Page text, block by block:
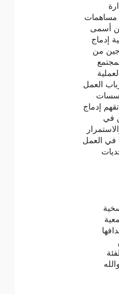
مساهمات
أسمى
إدماج
من
العمل
إدماج
في
في العمل